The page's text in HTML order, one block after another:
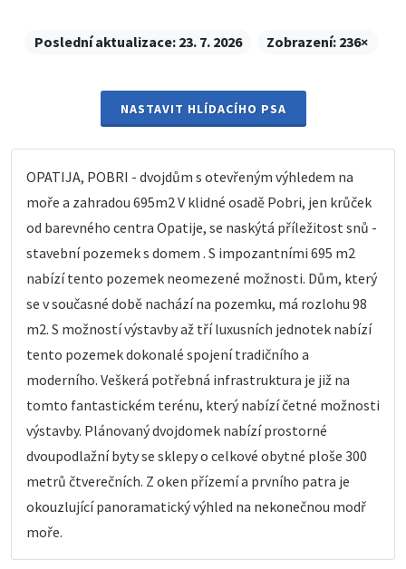
Poslední aktualizace: 23. 7. 2026 Zobrazení: 236×
NASTAVIT HLÍDACÍHO PSA
OPATIJA, POBRI - dvojdům s otevřeným výhledem na
moře a zahradou 695m2 V klidné osadě Pobri, jen krůček
od barevného centra Opatije, se naskýtá příležitost snů -
stavební pozemek s domem . S impozantními 695 m2
nabízí tento pozemek neomezené možnosti. Dům, který
se v současné době nachází na pozemku, má rozlohu 98
m2. S možností výstavby až tří luxusních jednotek nabízí
tento pozemek dokonalé spojení tradičního a
moderního. Veškerá potřebná infrastruktura je již na
tomto fantastickém terénu, který nabízí četné možnosti
výstavby. Plánovaný dvojdomek nabízí prostorné
dvoupodlažní byty se sklepy o celkové obytné ploše 300
metrů čtverečních. Z oken přízemí a prvního patra je
okouzlující panoramatický výhled na nekonečnou modř
moře.